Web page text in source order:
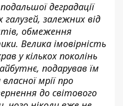
деградації
галузей, залежних від
обмеження
Велика імовірність
у кількох поколінь
подарував їм
мрії про
до світового